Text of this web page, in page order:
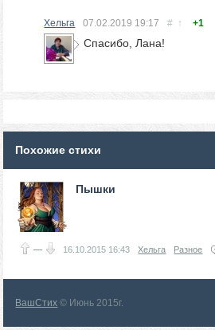
Хельга 07.02.2019 19:17 # ↑ +1
Спасибо, Лана!
Похожие стихи
Пышки
— 16.10.2015 16:43 Хельга Разное
ВашСтих © Июнь 2015г.